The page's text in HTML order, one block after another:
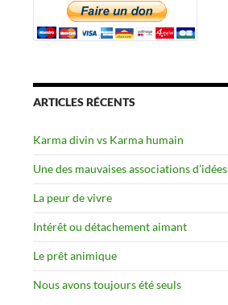
ARTICLES RÉCENTS
Karma divin vs Karma humain
Une des mauvaises associations d’idées
La peur de vivre
Intérêt ou détachement aimant
Le prêt animique
Nous avons toujours été seuls